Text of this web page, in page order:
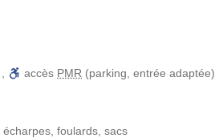
accès PMR (parking, entrée adaptée)
foulards, sacs